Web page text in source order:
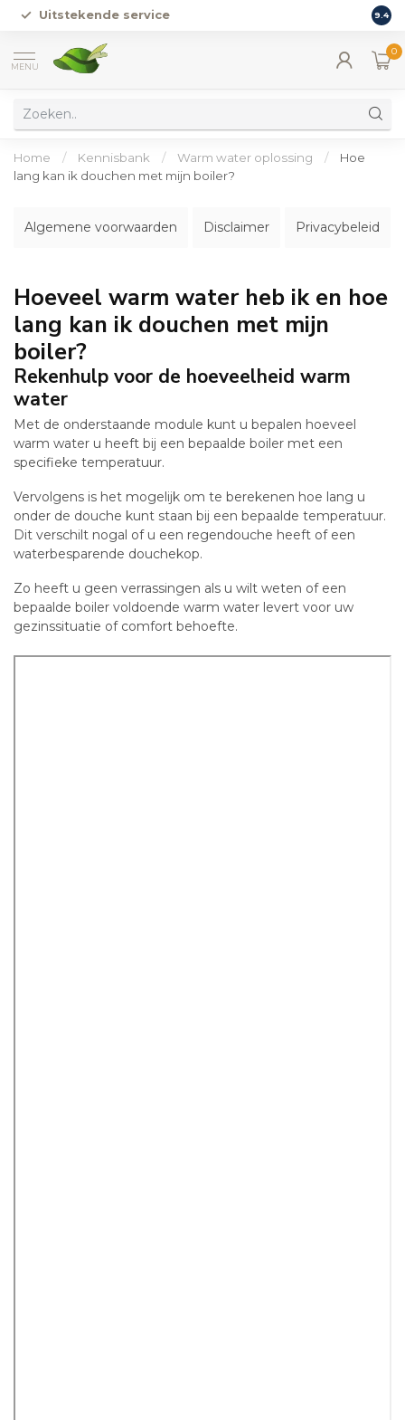
Uitstekende service 9.4
MENU
0
Home / Kennisbank / Warm water oplossing /
Hoe
lang kan ik douchen met mijn boiler?
Algemene voorwaarden Disclaimer Privacybeleid
Hoeveel warm water heb ik en hoe
lang kan ik douchen met mijn
boiler?
Rekenhulp voor de hoeveelheid warm
water
Met de onderstaande module kunt u bepalen hoeveel
warm water u heeft bij een bepaalde boiler met een
specifieke temperatuur.
Vervolgens is het mogelijk om te berekenen hoe lang u
onder de douche kunt staan bij een bepaalde temperatuur.
Dit verschilt nogal of u een regendouche heeft of een
waterbesparende douchekop.
Zo heeft u geen verrassingen als u wilt weten of een
bepaalde boiler voldoende warm water levert voor uw
gezinssituatie of comfort behoefte.